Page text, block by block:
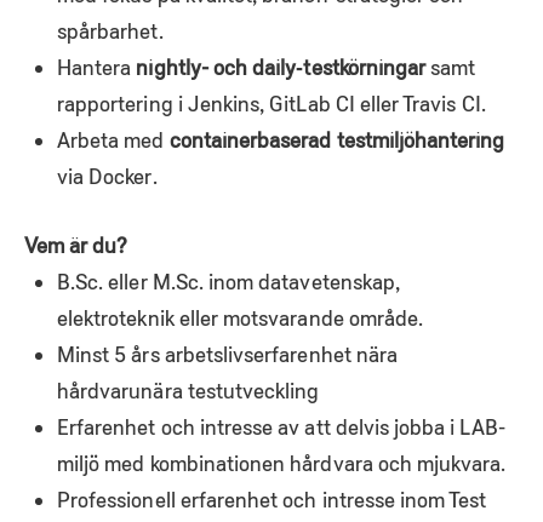
spårbarhet.
Hantera nightly- och daily‑testkörningarsamt
rapportering i Jenkins, GitLab CI eller Travis CI.
Arbeta med containerbaserad testmiljöhantering
via Docker.
Vem är du?
B.Sc. eller M.Sc. inom datavetenskap,
elektroteknik eller motsvarande område.
Minst 5 års arbetslivserfarenhet nära
hårdvarunära testutveckling
Erfarenhet och intresse av att delvis jobba i LAB-
miljö med kombinationen hårdvara och mjukvara.
Professionell erfarenhet och intresse inom Test